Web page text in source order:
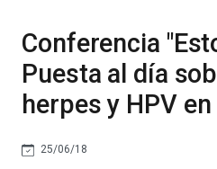
Conferencia
Puesta al día
herpes y HPV
25/06/18